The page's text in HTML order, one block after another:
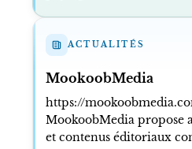
ACTUALITÉS
MookoobMedia
https://
MookoobMedia propose
et contenus éditoriaux